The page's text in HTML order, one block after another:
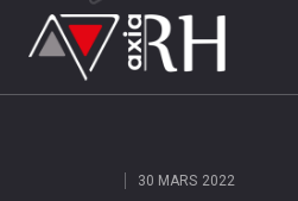
30 MARS 2022